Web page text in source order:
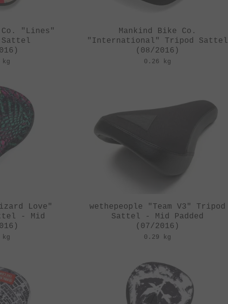
Co. "Lines"
kg
Mankind Bike Co.
"International" Tripod Sattel
(08/2016)
0.26 kg
Love"
- Mid
kg
wethepeople "Team V3" Tripod
Sattel - Mid Padded
(07/2016)
0.29 kg